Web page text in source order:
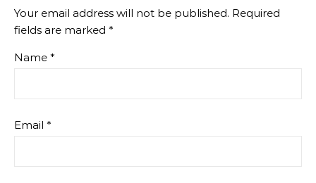
Your email address will not be published. Required
fields are marked *
Name *
Email *